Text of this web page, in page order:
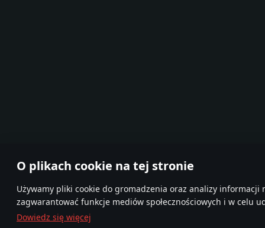
O plikach cookie na tej stronie
Używamy pliki cookie do gromadzenia oraz analizy
zagwarantować funkcje mediów społecznościowych i w celu
Dowiedz się więcej